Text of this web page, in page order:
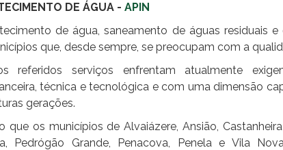
DE ÁGUA - APIN
de água, saneamento de águas residuais
que, desde sempre, se preocupam com a
referidos serviços enfrentam atualmente
técnica e tecnológica e com uma dimensão
gerações.
os municípios de Alvaiázere, Ansião,
Pedrógão Grande, Penacova, Penela e Vila